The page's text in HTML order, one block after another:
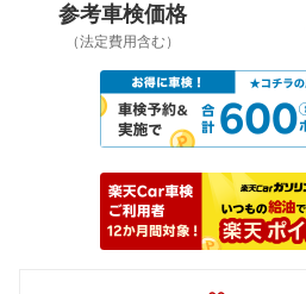
参考車検価格
（法定費用含む）